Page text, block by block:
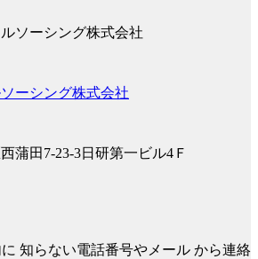
ーシング株式会社
蒲田7-23-3日研第一ビル4Ｆ
知らない電話番号やメール から連絡